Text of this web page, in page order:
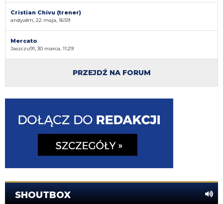
Cristian Chivu (trener)
andyvdm, 22 maja, 16:59
Mercato
Jaszczu91, 30 marca, 11:29
PRZEJDŹ NA FORUM
SHOUTBOX